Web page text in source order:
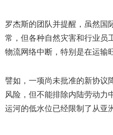
罗杰斯的团队并提醒，虽然国
常，但各种自然灾害和行业员
物流网络中断，特别是在运输
譬如，一项尚未批准的新协议
风险，但不能排除内陆劳动力
运河的低水位已经限制了从亚